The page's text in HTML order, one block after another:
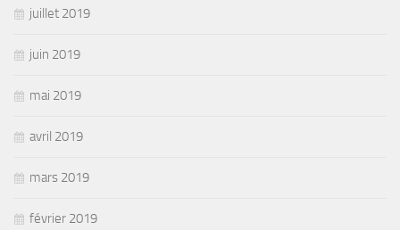
juillet 2019
juin 2019
mai 2019
avril 2019
mars 2019
février 2019